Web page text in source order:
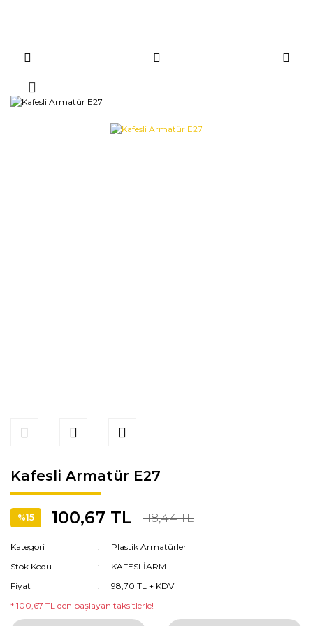
Kafesli Armatür E27
%15 100,67 TL 118,44 TL
Kategori
Plastik Armatürler
Stok Kodu
KAFESLİARM
Fiyat
98,70 TL + KDV
* 100,67 TL den başlayan taksitlerle!